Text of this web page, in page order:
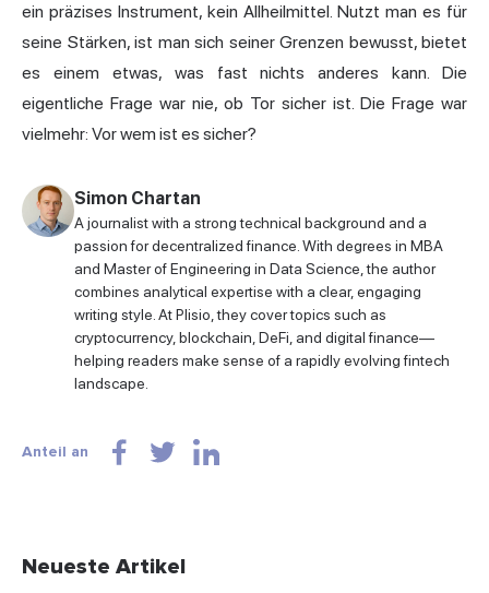
ein präzises Instrument, kein Allheilmittel. Nutzt man es für
seine Stärken, ist man sich seiner Grenzen bewusst, bietet
es einem etwas, was fast nichts anderes kann. Die
eigentliche Frage war nie, ob Tor sicher ist. Die Frage war
vielmehr: Vor wem ist es sicher?
Simon Chartan
A journalist with a strong technical background and a
passion for decentralized finance. With degrees in MBA
and Master of Engineering in Data Science, the author
combines analytical expertise with a clear, engaging
writing style. At Plisio, they cover topics such as
cryptocurrency, blockchain, DeFi, and digital finance—
helping readers make sense of a rapidly evolving fintech
landscape.
Anteil an
Neueste Artikel